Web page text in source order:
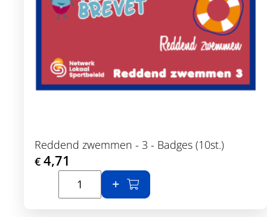
Reddend zwemmen - 3 - Badges (10st.)
€ 4,71
In winkelmand